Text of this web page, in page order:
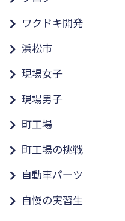
ワクドキ開発
浜松市
現場女子
現場男子
町工場
町工場の挑戦
自動車パーツ
自慢の実習生